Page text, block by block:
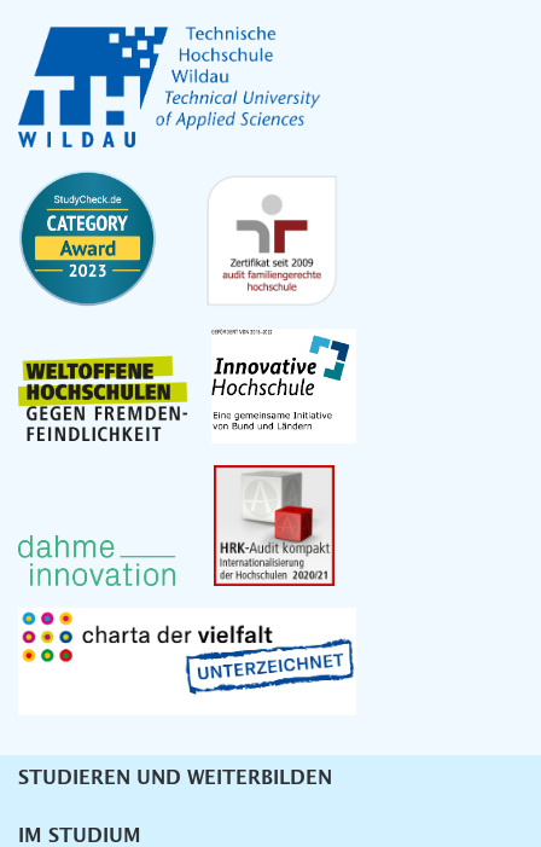
Unternavigation
STUDIEREN UND WEITERBILDEN
IM STUDIUM